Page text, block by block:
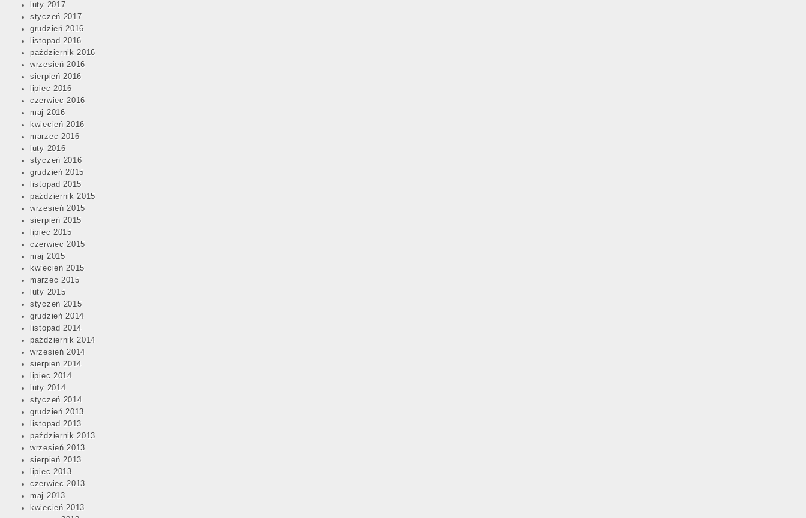
luty 2017
styczeń 2017
grudzień 2016
listopad 2016
październik 2016
wrzesień 2016
sierpień 2016
lipiec 2016
czerwiec 2016
maj 2016
kwiecień 2016
marzec 2016
luty 2016
styczeń 2016
grudzień 2015
listopad 2015
październik 2015
wrzesień 2015
sierpień 2015
lipiec 2015
czerwiec 2015
maj 2015
kwiecień 2015
marzec 2015
luty 2015
styczeń 2015
grudzień 2014
listopad 2014
październik 2014
wrzesień 2014
sierpień 2014
lipiec 2014
luty 2014
styczeń 2014
grudzień 2013
listopad 2013
październik 2013
wrzesień 2013
sierpień 2013
lipiec 2013
czerwiec 2013
maj 2013
kwiecień 2013